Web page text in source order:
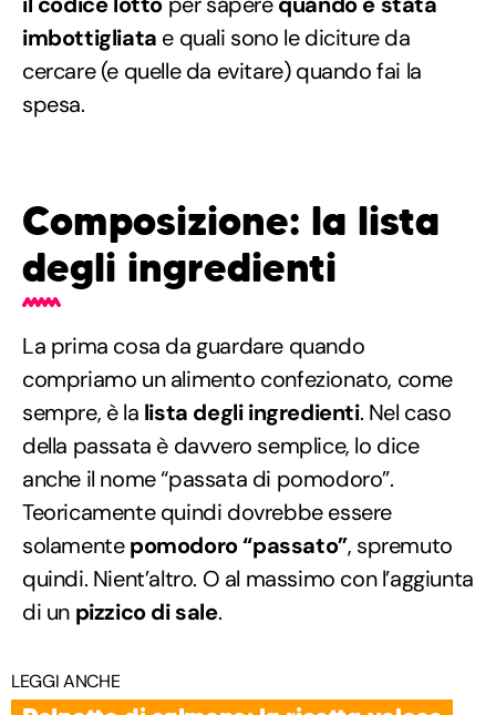
imbottigliata e quali sono le diciture da
cercare (e quelle da evitare) quando fai la
spesa.
Composizione: la lista
degli ingredienti
La prima cosa da guardare quando
compriamo un alimento confezionato, come
sempre, è la lista degli ingredienti. Nel caso
della passata è davvero semplice, lo dice
anche il nome “passata di pomodoro”.
Teoricamente quindi dovrebbe essere
solamentepomodoro “passato”, spremuto
quindi. Nient’altro. O al massimo con l’aggiunta
di un pizzico di sale.
LEGGI ANCHE